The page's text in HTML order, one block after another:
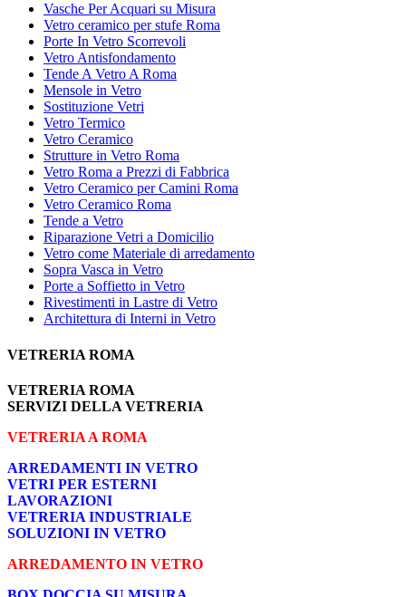
Vasche Per Acquari su Misura
Vetro ceramico per stufe Roma
Porte In Vetro Scorrevoli
Vetro Antisfondamento
Tende A Vetro A Roma
Mensole in Vetro
Sostituzione Vetri
Vetro Termico
Vetro Ceramico
Strutture in Vetro Roma
Vetro Roma a Prezzi di Fabbrica
Vetro Ceramico per Camini Roma
Vetro Ceramico Roma
Tende a Vetro
Riparazione Vetri a Domicilio
Vetro come Materiale di arredamento
Sopra Vasca in Vetro
Porte a Soffietto in Vetro
Rivestimenti in Lastre di Vetro
Architettura di Interni in Vetro
VETRERIA ROMA
VETRERIA ROMA
SERVIZI DELLA VETRERIA
VETRERIA A ROMA
ARREDAMENTI IN VETRO
VETRI PER ESTERNI
LAVORAZIONI
VETRERIA INDUSTRIALE
SOLUZIONI IN VETRO
ARREDAMENTO IN VETRO